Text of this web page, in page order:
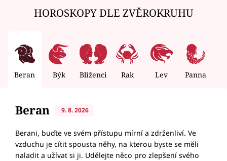
HOROSKOPY DLE ZVĚROKRUHU
Beran Býk Blíženci Rak Lev Panna
Beran 9. 8. 2026
Berani, buďte ve svém přístupu mírní a zdrženliví. Ve
vzduchu je cítit spousta něhy, na kterou byste se měli
naladit a užívat si ji. Udělejte něco pro zlepšení svého